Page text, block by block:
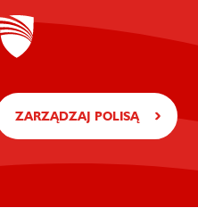
ZARZĄDZAJ POLISĄ